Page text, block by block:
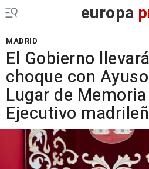
europa
MADRID
El Gobierno
choque con
Lugar de
Ejecutivo